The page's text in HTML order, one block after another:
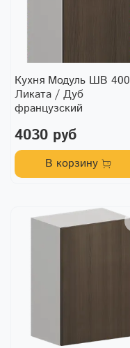
Кухня Модуль ШВ 400
Ликата / Дуб
французский
4030 руб
В корзину